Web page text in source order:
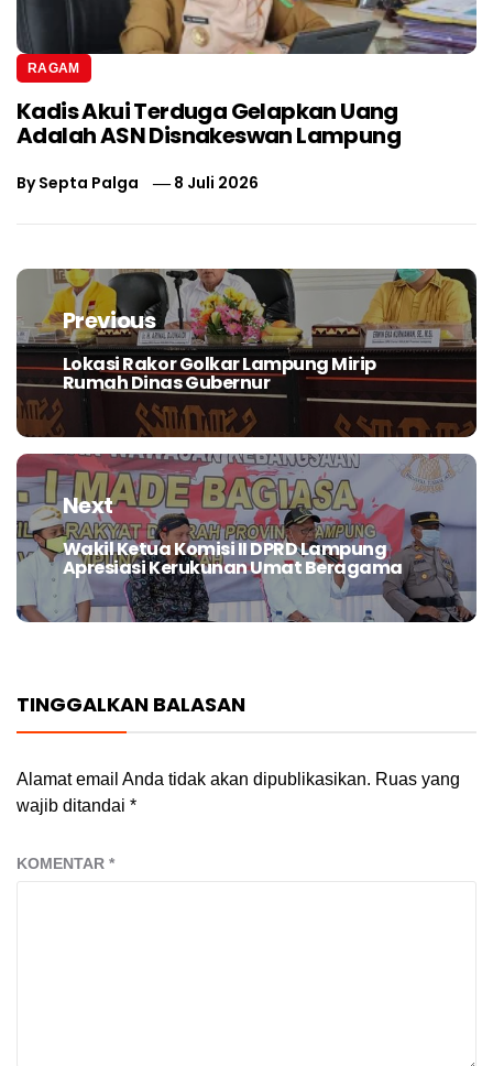
RAGAM
Kadis Akui Terduga Gelapkan Uang
Adalah ASN Disnakeswan Lampung
BySepta Palga 8 Juli 2026
Navigasi
posPrevious
Previous
post:
Lokasi Rakor Golkar Lampung Mirip
Rumah Dinas Gubernur
Next
Next
post:
Wakil Ketua Komisi II DPRD Lampung
Apresiasi Kerukunan Umat Beragama
TINGGALKAN BALASAN
Alamat email Anda tidak akan dipublikasikan. Ruas yang
wajib ditandai *
KOMENTAR *